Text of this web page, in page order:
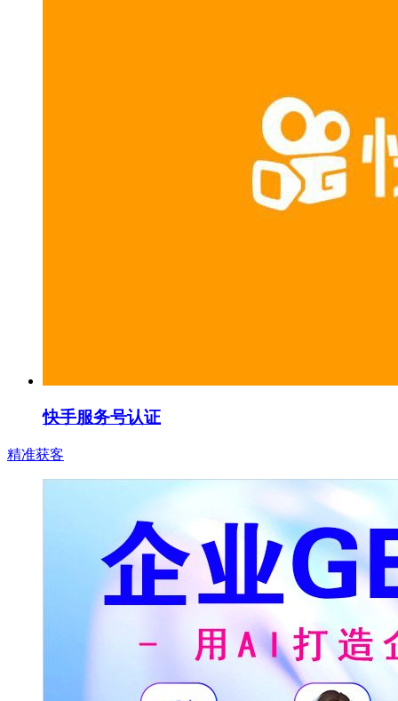
快手服务号认证
精准获客